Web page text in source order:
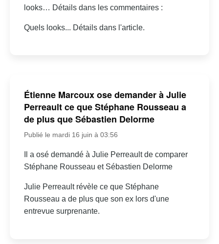
looks… Détails dans les commentaires :
Quels looks... Détails dans l'article.
Étienne Marcoux ose demander à Julie
Perreault ce que Stéphane Rousseau a
de plus que Sébastien Delorme
Publié le mardi 16 juin à 03:56
Il a osé demandé à Julie Perreault de comparer
Stéphane Rousseau et Sébastien Delorme
Julie Perreault révèle ce que Stéphane
Rousseau a de plus que son ex lors d'une
entrevue surprenante.